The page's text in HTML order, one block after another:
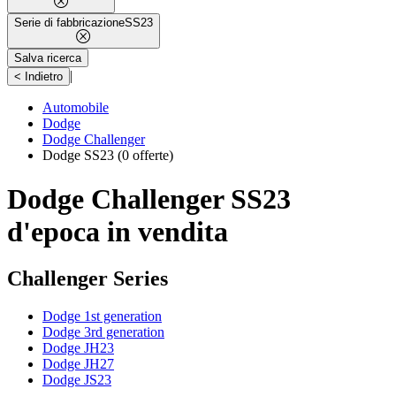
Serie di fabbricazioneSS23
Salva ricerca
< Indietro |
Automobile
Dodge
Dodge Challenger
Dodge SS23 (0 offerte)
Dodge Challenger SS23
d'epoca in vendita
Challenger Series
Dodge 1st generation
Dodge 3rd generation
Dodge JH23
Dodge JH27
Dodge JS23